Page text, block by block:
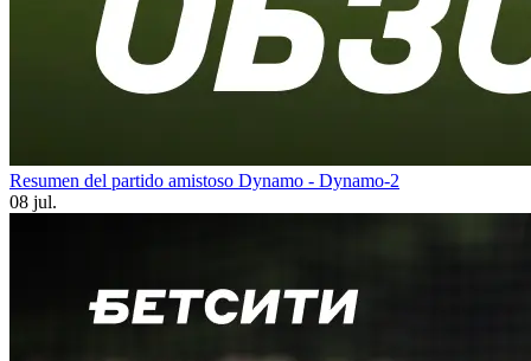
Resumen del partido amistoso Dynamo - Dynamo-2
08 jul.